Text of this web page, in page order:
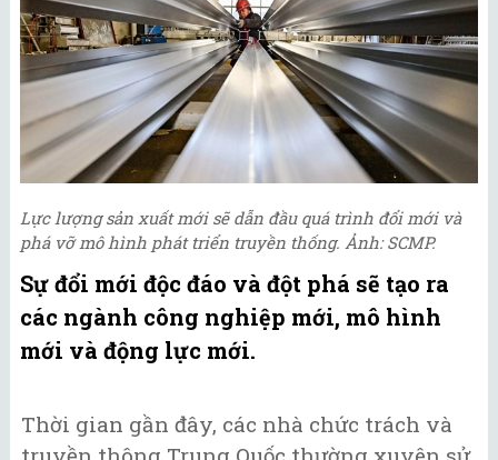
Lực lượng sản xuất mới sẽ dẫn đầu quá trình đổi mới và
phá vỡ mô hình phát triển truyền thống. Ảnh: SCMP.
Sự đổi mới độc đáo và đột phá sẽ tạo ra
các ngành công nghiệp mới, mô hình
mới và động lực mới.
Thời gian gần đây, các nhà chức trách và